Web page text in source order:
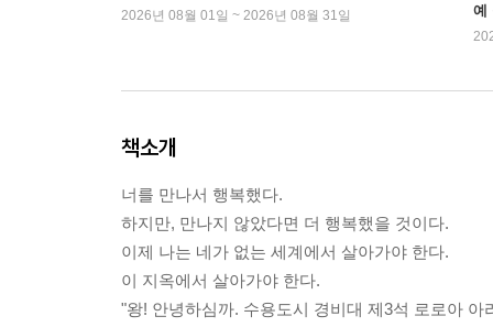
2026년 08월 01일 ~ 2026년 08월 31일
예
책소개
너를 만나서 행복했다.
하지만, 만나지 않았다면 더 행복했을 것이다.
이제 나는 네가 없는 세계에서 살아가야 한다.
이 지옥에서 살아가야 한다.
"왕! 안녕하심까. 수용도시 경비대 제3석 로로아 아